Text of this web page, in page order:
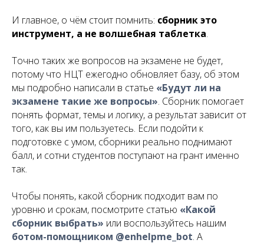
И главное, о чём стоит помнить: сборник это
инструмент, а не волшебная таблетка.
Точно таких же вопросов на экзамене не будет,
потому что НЦТ ежегодно обновляет базу, об этом
мы подробно написали в статье «Будут ли на
экзамене такие же вопросы». Сборник помогает
понять формат, темы и логику, а результат зависит от
того, как вы им пользуетесь. Если подойти к
подготовке с умом, сборники реально поднимают
балл, и сотни студентов поступают на грант именно
так.
Чтобы понять, какой сборник подходит вам по
уровню и срокам, посмотрите статью «Какой
сборник выбрать» или воспользуйтесь нашим
ботом-помощником @enhelpme_bot. А